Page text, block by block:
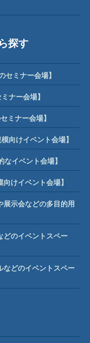
探す
ミナー会場】
ナー会場】
ミナー会場】
向けイベント会場】
イベント会場】
けイベント会場】
展示会などの多目的用
どのイベントスペー
などのイベントスペー